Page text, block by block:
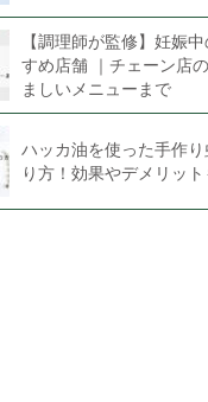
【調理師が監修】妊娠
すめ店舗 ｜チェーン店
ましいメニューまで
ハッカ油を使った手作
り方！効果やデメリット